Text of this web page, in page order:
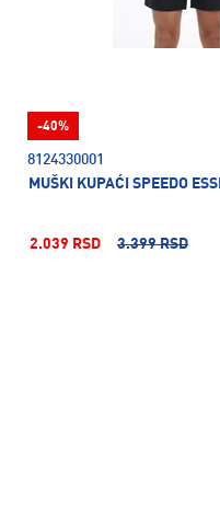
8124330001
MUŠKI KUPAĆI SPEEDO
2.039 RSD 3.399 RSD
-40%